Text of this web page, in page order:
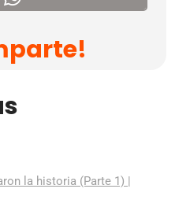
la historia (Parte 1) |